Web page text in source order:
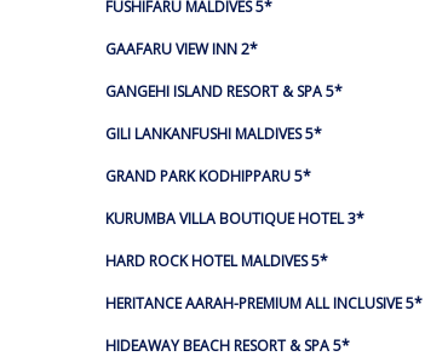
FUSHIFARU MALDIVES 5*
GAAFARU VIEW INN 2*
GANGEHI ISLAND RESORT & SPA 5*
GILI LANKANFUSHI MALDIVES 5*
GRAND PARK KODHIPPARU 5*
KURUMBA VILLA BOUTIQUE HOTEL 3*
HARD ROCK HOTEL MALDIVES 5*
HERITANCE AARAH-PREMIUM ALL INCLUSIVE 5*
HIDEAWAY BEACH RESORT & SPA 5*